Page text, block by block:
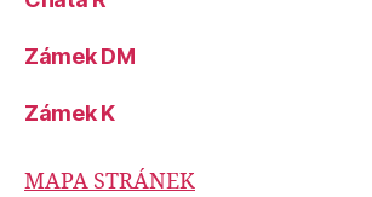
Zámek DM
Zámek K
MAPA STRÁNEK